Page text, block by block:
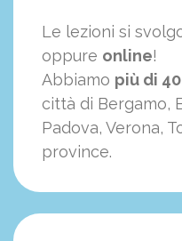
Le lezioni si
oppure online!
Abbiamo più di
città di Bergamo,
Padova, Verona,
province.